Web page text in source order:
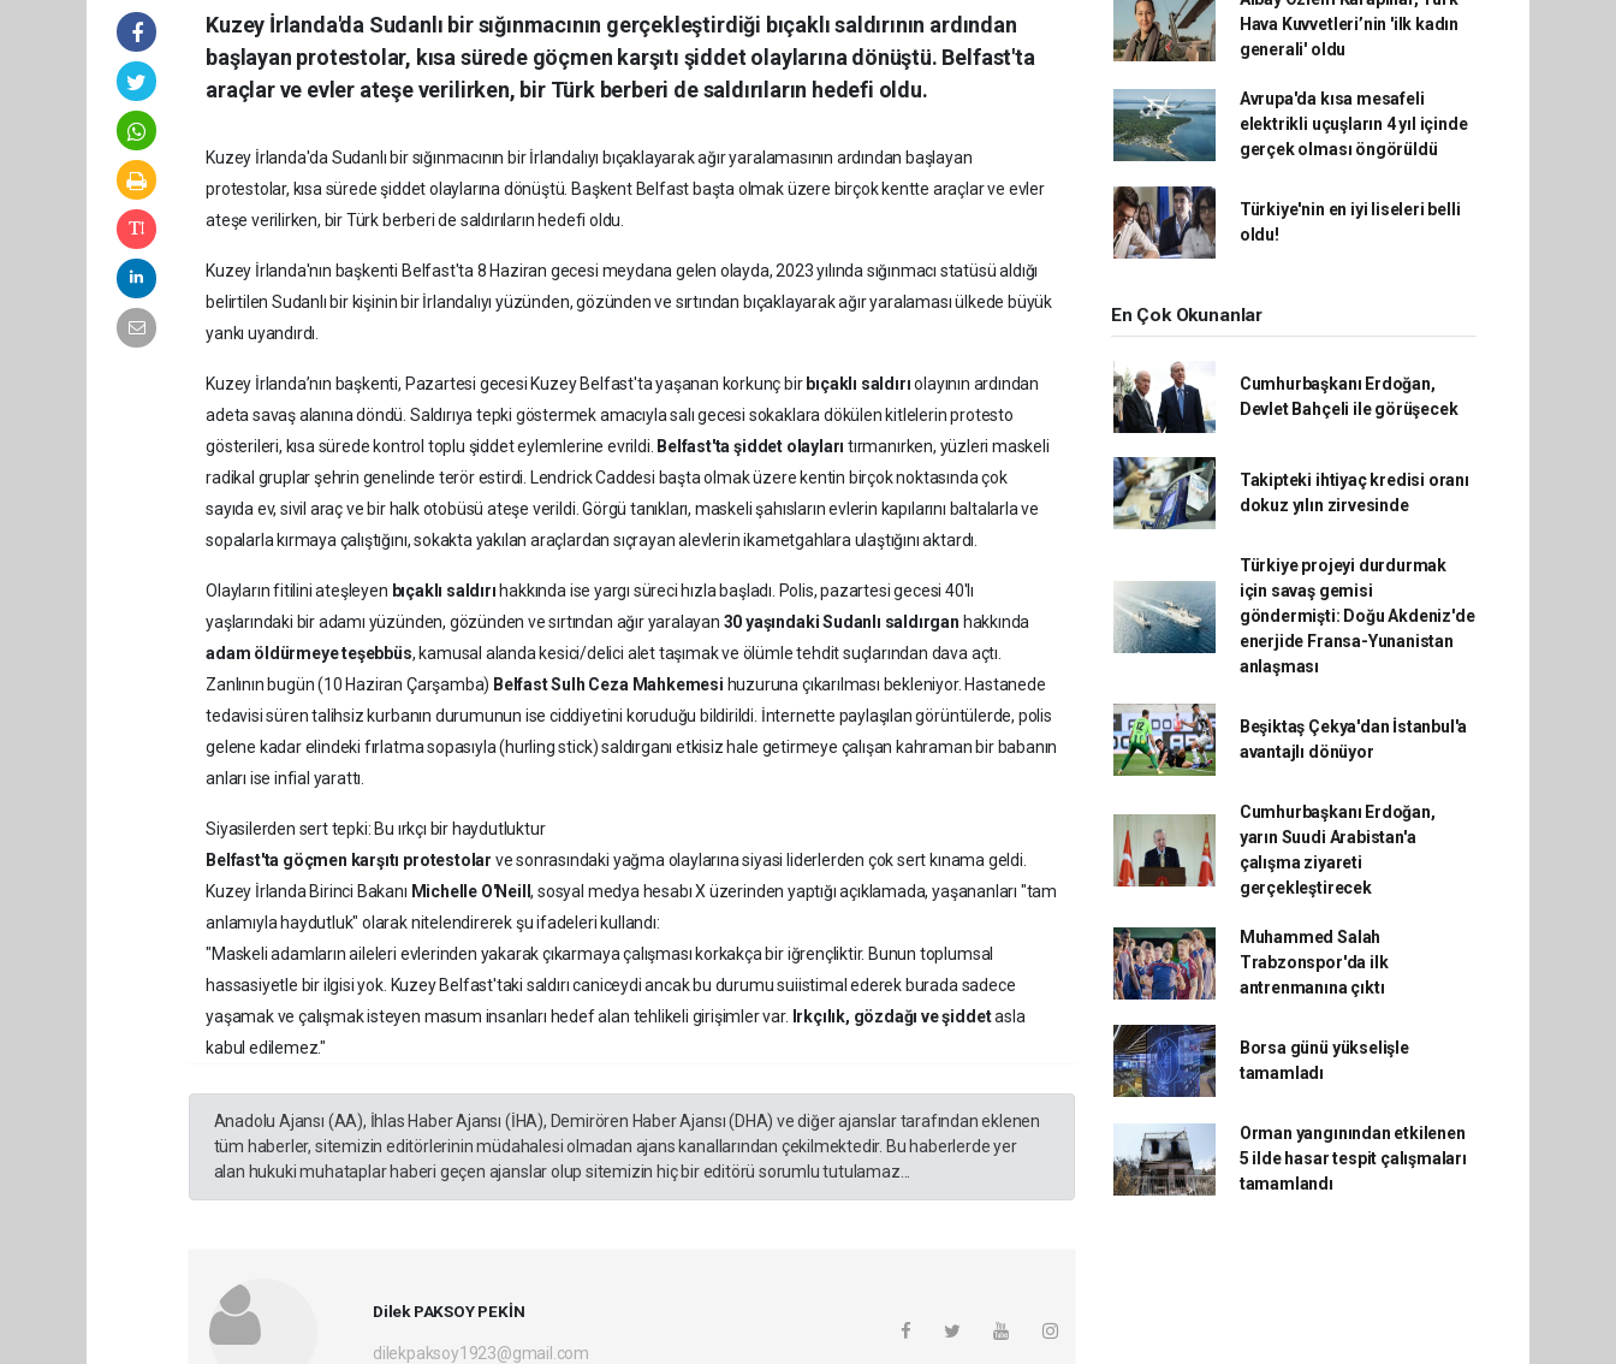
Kuzey İrlanda'da Sudanlı bir sığınmacının gerçekleştirdiği bıçaklı saldırının ardından
başlayan protestolar, kısa sürede göçmen karşıtı şiddet olaylarına dönüştü. Belfast'ta
araçlar ve evler ateşe verilirken, bir Türk berberi de saldırıların hedefi oldu.
Kuzey İrlanda'da Sudanlı bir sığınmacının bir İrlandalıyı bıçaklayarak ağır yaralamasının ardından başlayan
protestolar, kısa sürede şiddet olaylarına dönüştü. Başkent Belfast başta olmak üzere birçok kentte araçlar ve evler
ateşe verilirken, bir Türk berberi de saldırıların hedefi oldu.
Kuzey İrlanda'nın başkenti Belfast'ta 8 Haziran gecesi meydana gelen olayda, 2023 yılında sığınmacı statüsü aldığı
belirtilen Sudanlı bir kişinin bir İrlandalıyı yüzünden, gözünden ve sırtından bıçaklayarak ağır yaralaması ülkede büyük
yankı uyandırdı.
Kuzey İrlanda’nın başkenti, Pazartesi gecesi Kuzey Belfast'ta yaşanan korkunç bir bıçaklı saldırıolayının ardından
adeta savaş alanına döndü. Saldırıya tepki göstermek amacıyla salı gecesi sokaklara dökülen kitlelerin protesto
gösterileri, kısa sürede kontrol toplu şiddet eylemlerine evrildi. Belfast'ta şiddet olayları tırmanırken, yüzleri maskeli
radikal gruplar şehrin genelinde terör estirdi. Lendrick Caddesi başta olmak üzere kentin birçok noktasında çok
sayıda ev, sivil araç ve bir halk otobüsü ateşe verildi. Görgü tanıkları, maskeli şahısların evlerin kapılarını baltalarla ve
sopalarla kırmaya çalıştığını, sokakta yakılan araçlardan sıçrayan alevlerin ikametgahlara ulaştığını aktardı.
Olayların fitilini ateşleyen bıçaklı saldırı hakkında ise yargı süreci hızla başladı. Polis, pazartesi gecesi 40'lı
yaşlarındaki bir adamı yüzünden, gözünden ve sırtından ağır yaralayan 30 yaşındaki Sudanlı saldırgan hakkında
adam öldürmeye teşebbüs, kamusal alanda kesici/delici alet taşımak ve ölümle tehdit suçlarından dava açtı.
Zanlının bugün (10 Haziran Çarşamba) Belfast Sulh Ceza Mahkemesi huzuruna çıkarılması bekleniyor. Hastanede
tedavisi süren talihsiz kurbanın durumunun ise ciddiyetini koruduğu bildirildi. İnternette paylaşılan görüntülerde, polis
gelene kadar elindeki fırlatma sopasıyla (hurling stick) saldırganı etkisiz hale getirmeye çalışan kahraman bir babanın
anları ise infial yarattı.
Siyasilerden sert tepki: Bu ırkçı bir haydutluktur
Belfast'ta göçmen karşıtı protestolar ve sonrasındaki yağma olaylarına siyasi liderlerden çok sert kınama geldi.
Kuzey İrlanda Birinci Bakanı Michelle O'Neill, sosyal medya hesabı X üzerinden yaptığı açıklamada, yaşananları "tam
anlamıyla haydutluk" olarak nitelendirerek şu ifadeleri kullandı:
"Maskeli adamların aileleri evlerinden yakarak çıkarmaya çalışması korkakça bir iğrençliktir. Bunun toplumsal
hassasiyetle bir ilgisi yok. Kuzey Belfast'taki saldırı caniceydi ancak bu durumu suiistimal ederek burada sadece
yaşamak ve çalışmak isteyen masum insanları hedef alan tehlikeli girişimler var. Irkçılık, gözdağı ve şiddetasla
kabul edilemez."
Anadolu Ajansı (AA), İhlas Haber Ajansı (İHA), Demirören Haber Ajansı (DHA) ve diğer ajanslar tarafından eklenen
tüm haberler, sitemizin editörlerinin müdahalesi olmadan ajans kanallarından çekilmektedir. Bu haberlerde yer
alan hukuki muhataplar haberi geçen ajanslar olup sitemizin hiç bir editörü sorumlu tutulamaz...
Dilek PAKSOY PEKİN
dilekpaksoy1923@gmail.com
Hava Kuvvetleri’nin 'ilk kadın
generali' oldu
Avrupa'da kısa mesafeli
elektrikli uçuşların 4 yıl içinde
gerçek olması öngörüldü
Türkiye'nin en iyi liseleri belli
oldu!
En Çok Okunanlar
Cumhurbaşkanı Erdoğan,
Devlet Bahçeli ile görüşecek
Takipteki ihtiyaç kredisi oranı
dokuz yılın zirvesinde
Türkiye projeyi durdurmak
için savaş gemisi
göndermişti: Doğu Akdeniz'de
enerjide Fransa-Yunanistan
anlaşması
Beşiktaş Çekya'dan İstanbul'a
avantajlı dönüyor
Cumhurbaşkanı Erdoğan,
yarın Suudi Arabistan'a
çalışma ziyareti
gerçekleştirecek
Muhammed Salah
Trabzonspor'da ilk
antrenmanına çıktı
Borsa günü yükselişle
tamamladı
Orman yangınından etkilenen
5 ilde hasar tespit çalışmaları
tamamlandı